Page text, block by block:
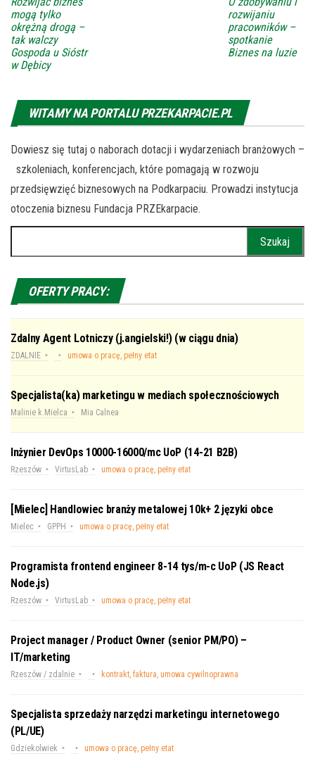
mogą tylko
okrężną drogą –
tak walczy
Gospoda u Sióstr
w Dębicy
rozwijaniu
pracowników –
spotkanie
Biznes na luzie
WITAMY NA PORTALU PRZEKARPACIE.PL
Dowiesz się tutaj o naborach dotacji i wydarzeniach branżowych –
szkoleniach, konferencjach, które pomagają w rozwoju
przedsięwzięć biznesowych na Podkarpaciu. Prowadzi instytucja
otoczenia biznesu Fundacja PRZEkarpacie.
OFERTY PRACY:
Zdalny Agent Lotniczy (j.angielski!) (w ciągu dnia)
ZDALNIE umowa o pracę, pełny etat
Specjalista(ka) marketingu w mediach społecznościowych
Malinie k.Mielca Mia Calnea
Inżynier DevOps 10000-16000/mc UoP (14-21 B2B)
Rzeszów VirtusLab umowa o pracę, pełny etat
[Mielec] Handlowiec branży metalowej 10k+ 2 języki obce
Mielec GPPH umowa o pracę, pełny etat
Programista frontend engineer 8-14 tys/m-c UoP (JS React
Node.js)
Rzeszów VirtusLab umowa o pracę, pełny etat
Project manager / Product Owner (senior PM/PO) –
IT/marketing
Rzeszów / zdalnie kontrakt, faktura, umowa cywilnoprawna
Specjalista sprzedaży narzędzi marketingu internetowego
(PL/UE)
Gdziekolwiek umowa o pracę, pełny etat